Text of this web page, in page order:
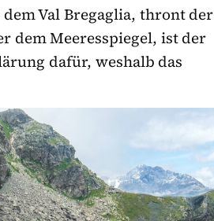
Val Bregaglia, thront der
dem Meeresspiegel, ist der
dafür, weshalb das